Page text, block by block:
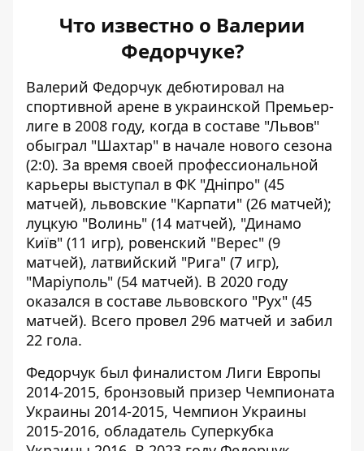
Что известно о Валерии
Федорчуке?
Валерий Федорчук дебютировал на
спортивной арене в украинской Премьер-
лиге в 2008 году, когда в составе "Львов"
обыграл "Шахтар" в начале нового сезона
(2:0). За время своей профессиональной
карьеры выступал в ФК "Дніпро" (45
матчей), львовские "Карпати" (26 матчей);
луцкую "Волинь" (14 матчей), "Динамо
Київ" (11 игр), ровенский "Верес" (9
матчей), латвийский "Рига" (7 игр),
"Маріуполь" (54 матчей). В 2020 году
оказался в составе львовского "Рух" (45
матчей). Всего провел 296 матчей и забил
22 гола.
Федорчук был финалистом Лиги Европы
2014-2015, бронзовый призер Чемпионата
Украины 2014-2015, Чемпион Украины
2015-2016, обладатель Суперкубка